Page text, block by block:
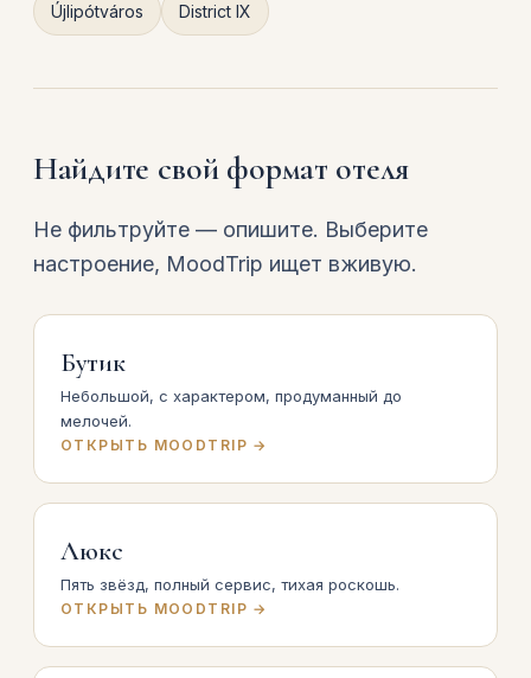
Újlipótváros District IX
Найдите свой формат отеля
Не фильтруйте — опишите. Выберите
настроение, MoodTrip ищет вживую.
Бутик
Небольшой, с характером, продуманный до
мелочей.
ОТКРЫТЬ MOODTRIP →
Люкс
Пять звёзд, полный сервис, тихая роскошь.
ОТКРЫТЬ MOODTRIP →